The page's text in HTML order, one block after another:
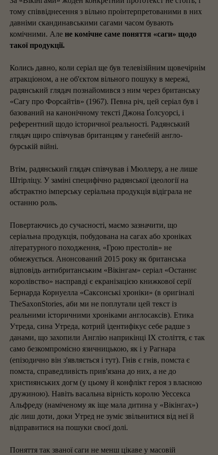
тому співвіднесення з вільно проінтерпретованими в них
давніми скандинавськими сагами часом бувають
комічними. Але не комічне саме поняття «саги» щодо
такої продукції.
Колись давно, коли серіал ще був телевізійним щовечірнім
атракціоном, а не об'єктом вільного пошуку в мережі,
радянський глядач познайомився з ним через британську
«Сагу про Форсайтів» (1967). Певна річ, цей серіал був і
базований на канонічному тексті Джона Ґолсуорсі, і
референтний щодо історичної реальності. Радянський
глядач щиро співчував британцям у ганебній англо-
бурській війні.
Втім, радянський глядач співчував і Мюллеру, а не лише
Штірліцу. У заміні специфічно радянської ідеології на
абстрактно імперську серіальна продукція відіграла не
останню роль.
Повертаючись до сучасності, маємо зазначити, що
серіальна продукція, побудована на сагах або хроніках
літературного походження, «Грою престолів» не
обмежується. Анонсований 2015 року як британська
відповідь антибританським «Вікінгам» серіал «Останнє
королівство» насправді є екранізацією книжкової серії
Бернарда Корнуелла «Саксонські хроніки» (в оригіналі
TheSaxonStories, аби ми не поплутали цей текст із
реальними історичними хроніками англосаксів). Етика
Утреда, сина Утреда, котрий ідентифікує себе радше з
данами, що захопили Англію наприкінці IX століття, є так
само безкомпромісно язичницькою, як і у Рагнара
(епізодично він з'являється і тут). Гнів є гнів, помста є
помста, справедливість прив'язана до них, а не до
християнських догм (у цьому й конфлікт героя з власною
дружиною). Навіть васальна вірність королю Уессекса
Альфреду (наміченому як іще мала дитина у «Вікінгах»)
діє лиш доти, доки Утред не зуміє звільнитися від неї й
відправитися на пошуки своєї долі.
Поняття так званої саги не менш цікаве у масовій